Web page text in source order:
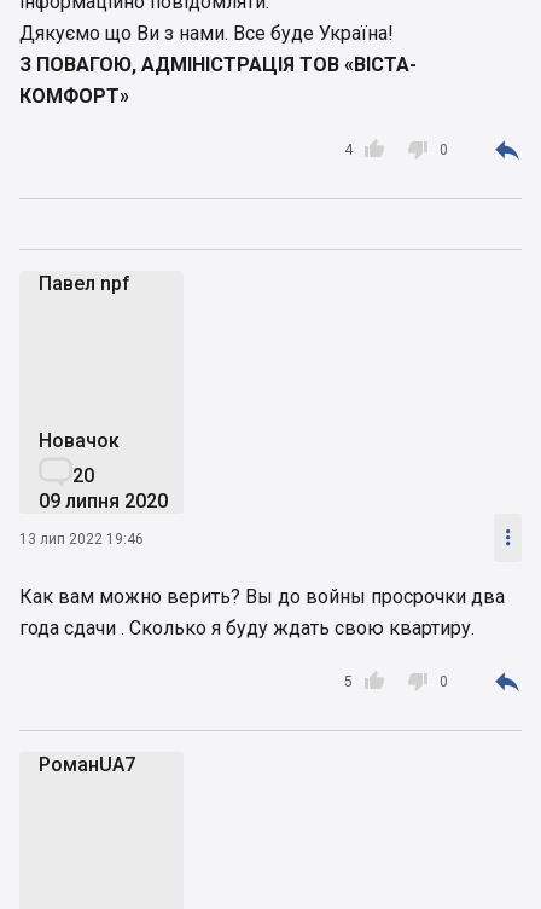
Дякуємо що Ви з нами. Все буде Україна!
З ПОВАГОЮ, АДМІНІСТРАЦІЯ ТОВ «ВІСТА-
КОМФОРТ»

4  0 
Павел npf
Новачок
20
09 липня 2020
13 лип 2022 19:46 
Как вам можно верить? Вы до войны просрочки два
года сдачи . Сколько я буду ждать свою квартиру.

5  0 
РоманUA7